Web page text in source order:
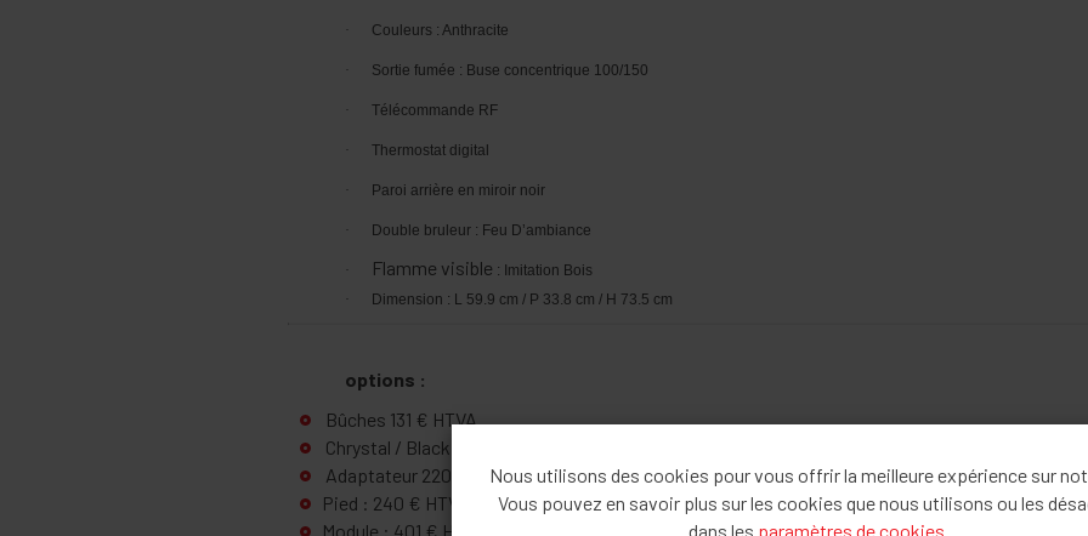
· Couleurs : Anthracite
· Sortie fumée : Buse concentrique 100/150
· Télécommande RF
· Thermostat digital
· Paroi arrière en miroir noir
· Double bruleur : Feu D’ambiance
· Flamme visible : Imitation Bois
·
Dimension : L 59.9 cm / P 33.8 cm / H 73.5 cm
options :
Bûches 131 € HTVA
Chrystal / Black diamond : 62 € HTVA
Adaptateur 220V - 6V : 54 € HTVA
Pied : 240 € HTVA
Module : 401 € HTVA
Nous utilisons des cookies pour vous offrir la meilleure expérience sur
Vous pouvez en savoir plus sur les cookies que nous utilisons ou les
dans les paramètres de cookies